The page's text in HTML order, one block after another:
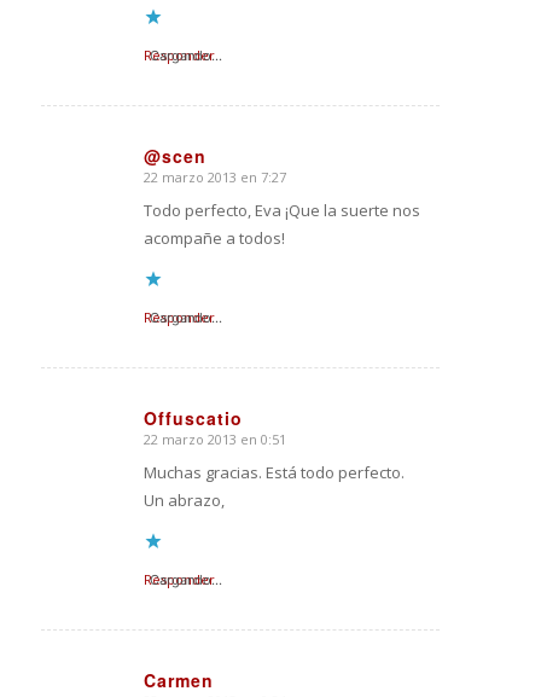
Cargando...
Responder
@scen
Dice:
22 marzo 2013 en 7:27
Todo perfecto, Eva ¡Que la suerte nos
acompañe a todos!
Cargando...
Responder
Offuscatio
Dice:
22 marzo 2013 en 0:51
Muchas gracias. Está todo perfecto.
Un abrazo,
Cargando...
Responder
Carmen